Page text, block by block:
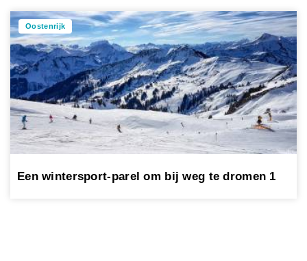
Oostenrijk
Een wintersport-parel om bij weg te dromen 1